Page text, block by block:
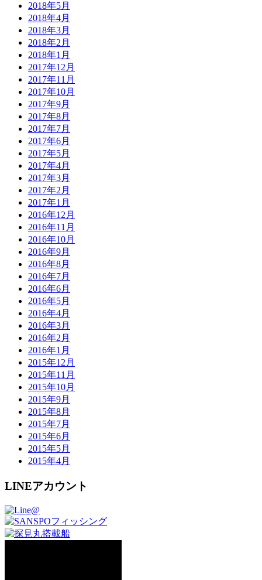
2018年5月
2018年4月
2018年3月
2018年2月
2018年1月
2017年12月
2017年11月
2017年10月
2017年9月
2017年8月
2017年7月
2017年6月
2017年5月
2017年4月
2017年3月
2017年2月
2017年1月
2016年12月
2016年11月
2016年10月
2016年9月
2016年8月
2016年7月
2016年6月
2016年5月
2016年4月
2016年3月
2016年2月
2016年1月
2015年12月
2015年11月
2015年10月
2015年9月
2015年8月
2015年7月
2015年6月
2015年5月
2015年4月
LINEアカウント